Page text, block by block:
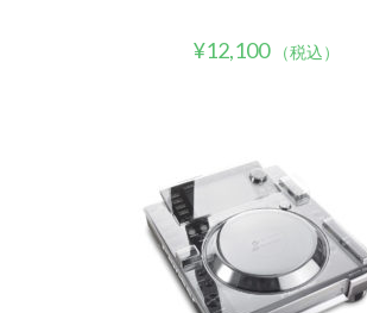
¥12,100 （税込）